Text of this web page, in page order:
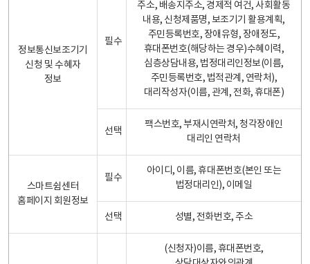
정보통신보조기기
신청 및 수혜자
정보
필수
주소, 배송지주소, 경제적 여건, 사회활동
내용, 신청제품명, 보조기기 활용계획,
주민등록번호, 장애유형, 장애정도,
휴대폰번호(해당하는 경우)수혜이력,
심층상담내용, 법정대리인정보(이름,
주민등록번호, 법적관계, 연락처),
대리작성자(이름, 관계, 전화, 휴대폰)
선택
팩스번호, 부재시연락처, 청각장애인
대리인 연락처
스마트쉼센터
홈페이지 회원정보
필수
아이디, 이름, 휴대폰번호(본인 또는
법정대리인), 이메일
선택 성별, 전화번호, 주소
(신청자)이름, 휴대폰번호,